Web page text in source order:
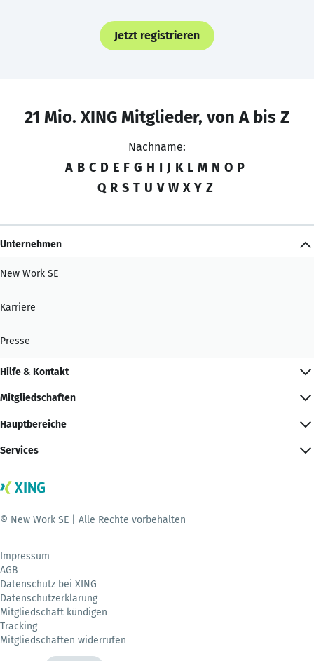
Jetzt registrieren
21 Mio. XING Mitglieder, von A bis Z
Nachname:
A B C D E F G H I J K L M N O P
Q R S T U V W X Y Z
Unternehmen
New Work SE
Karriere
Presse
Hilfe & Kontakt
Mitgliedschaften
Hauptbereiche
Services
© New Work SE | Alle Rechte vorbehalten
Impressum
AGB
Datenschutz bei XING
Datenschutzerklärung
Mitgliedschaft kündigen
Tracking
Mitgliedschaften widerrufen